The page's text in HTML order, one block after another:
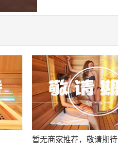
暂无商家推荐，